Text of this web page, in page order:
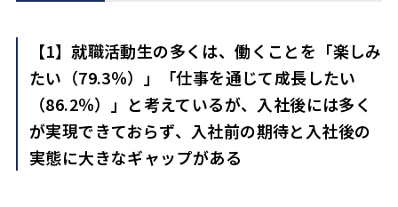
【1】就職活動生の多くは、働くことを「楽しみ
たい（79.3％）」「仕事を通じて成長したい
（86.2％）」と考えているが、入社後には多く
が実現できておらず、入社前の期待と入社後の
実態に大きなギャップがある